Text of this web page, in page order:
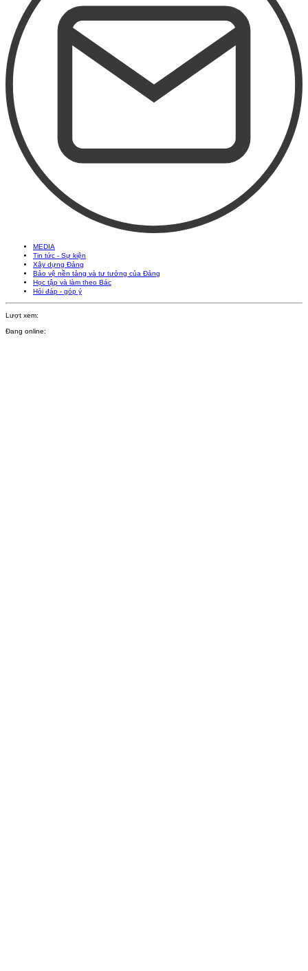
MEDIA
Tin tức - Sự kiện
Xây dựng Đảng
Bảo vệ nền tảng và tư tưởng của Đảng
Học tập và làm theo Bác
Hỏi đáp - góp ý
Lượt xem:
Đang online: